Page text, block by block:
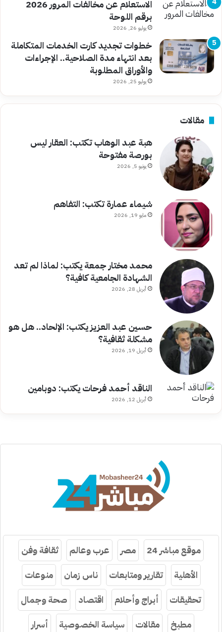
الاستعلام عن مخالفات المرور 2026
برقم اللوحة
يوليو 26, 2026
خطوات تجديد كارت الخدمات المتكاملة
بعد انتهاء مدة الصلاحية.. الإجراءات
والأوراق المطلوبة
يوليو 25, 2026
مقالات
هبة عبد الوهاب تكتب: العقار ليس
بورصة مفتوحة
يونيو 5, 2026
شيماء عمارة تكتب: التفاهم
مايو 19, 2026
محمد مختار جمعة يكتب: لماذا لم تعد
الشهادة الجامعية كافية؟
أبريل 28, 2026
حسين عبد العزيز يكتب: الإلحاد.. هل هو
مشكلة ثقافية؟
أبريل 19, 2026
الناقد أحمد فرحات يكتب: دوبامين
أبريل 12, 2026
موقع مباشر 24 مصر عرب وعالم
ثقافة وفن
الأهلية
تقارير ومتابعات ناس زمان
منوعات
تحقيقات
أبراج وأحلام اقتصاد
صحة وجمال
مطبخ
مقالات سياسة الخصوصية أسرار